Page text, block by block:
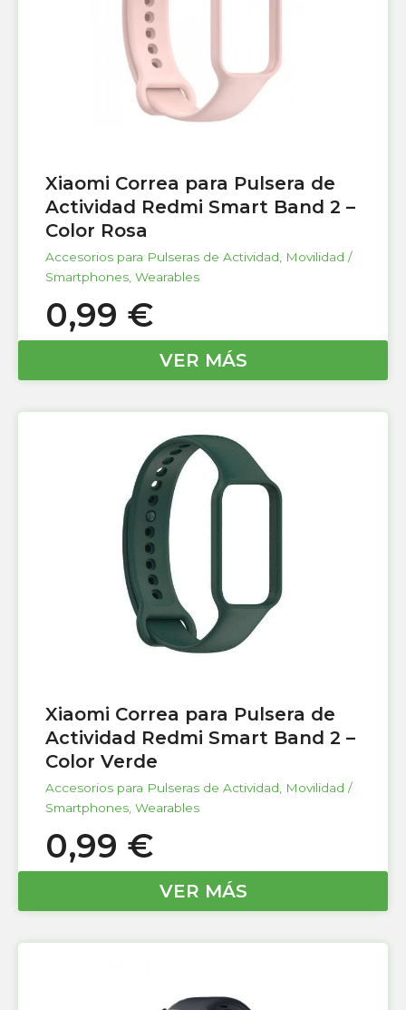
Xiaomi Correa para Pulsera de
Actividad Redmi Smart Band 2 –
Color Rosa
Accesorios para Pulseras de Actividad
Movilidad /
Smartphones Wearables
0,99 €
VER MÁS
Xiaomi Correa para Pulsera de
Actividad Redmi Smart Band 2 –
Color Verde
Accesorios para Pulseras de Actividad
Movilidad /
Smartphones Wearables
0,99 €
VER MÁS